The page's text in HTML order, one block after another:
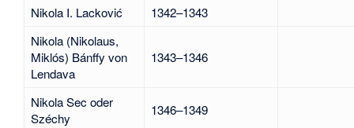
Nikola I. Lacković
1342–1343
Nikola (Nikolaus,
Miklós) Bánffy von
Lendava
1343–1346
Nikola Sec oder
Széchy
1346–1349